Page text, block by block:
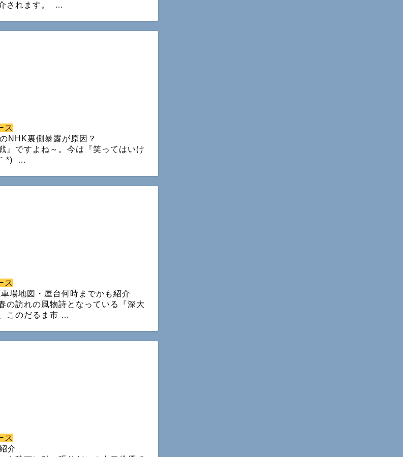
されます。 …
ス
NHK裏側暴露が原因？
』ですよね～。今は『笑ってはいけ
｀*) …
ス
場地図・屋台何時までかも紹介
の訪れの風物詩となっている『深大
このだるま市 …
ス
介